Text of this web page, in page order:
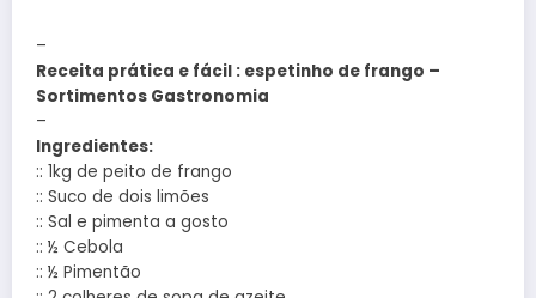
–
Receita prática e fácil : espetinho de frango –
Sortimentos Gastronomia
–
Ingredientes:
:: 1kg de peito de frango
:: Suco de dois limões
:: Sal e pimenta a gosto
:: ½ Cebola
:: ½ Pimentão